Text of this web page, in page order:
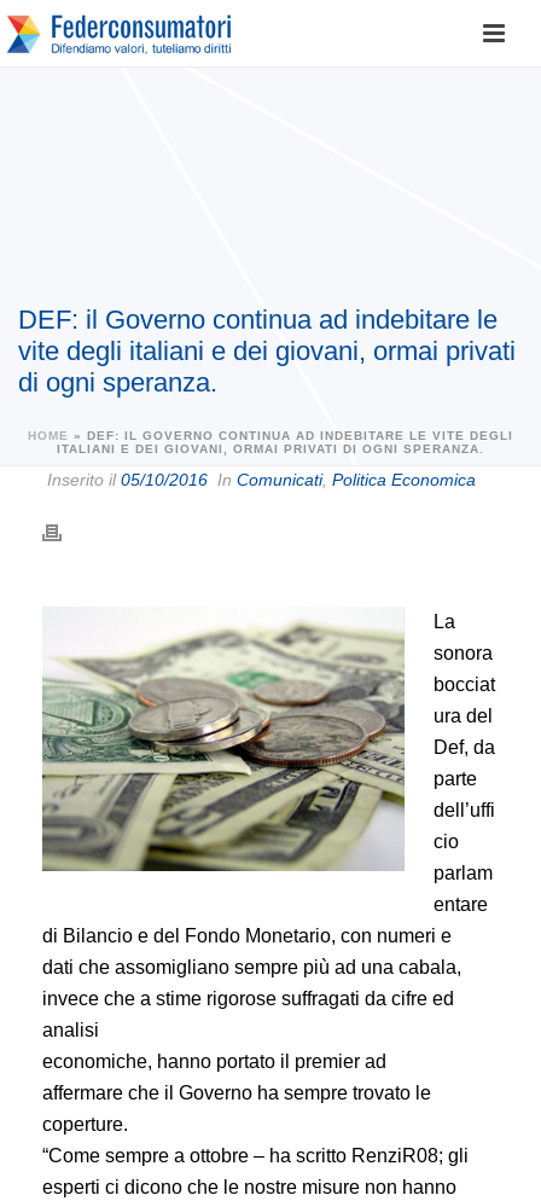
DEF: il Governo continua ad indebitare le
vite degli italiani e dei giovani, ormai privati
di ogni speranza.
HOME » DEF: IL GOVERNO CONTINUA AD INDEBITARE LE VITE DEGLI
ITALIANI E DEI GIOVANI, ORMAI PRIVATI DI OGNI SPERANZA.
Inserito il05/10/2016 In Comunicati, Politica Economica
La
sonora
bocciat
ura del
Def, da
parte
dell’uffi
cio
parlam
entare
di Bilancio e del Fondo Monetario, con numeri e
dati che assomigliano sempre più ad una cabala,
invece che a stime rigorose suffragati da cifre ed
analisi
economiche, hanno portato il premier ad
affermare che il Governo ha sempre trovato le
coperture.
“Come sempre a ottobre – ha scritto RenziR08; gli
esperti ci dicono che le nostre misure non hanno